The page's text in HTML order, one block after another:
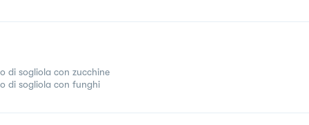
di sogliola con zucchine
di sogliola con funghi